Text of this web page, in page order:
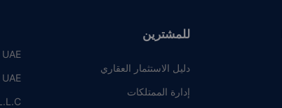
للمشترين
دليل الاستثمار العقاري
إدارة الممتلكات